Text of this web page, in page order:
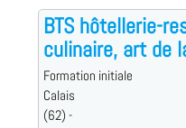
BTS hôtellerie-
culinaire, art de
Formation initiale
Calais
(62) -